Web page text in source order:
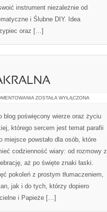
instrument niezależnie od
i Ślubne DIY. Idea
oraz […]
IKONY,
SAKRALNA
ZOSTAŁA WYŁĄCZONA
blog poświęcony wierze oraz życiu
którego sercem jest temat parafii
miejsce powstało dla osób, które
codzienność wiary: od rozmowy z
aż po święte znaki łaski.
pokoleń z prostym tłumaczeniem,
jak i do tych, którzy dopiero
i Papieże […]